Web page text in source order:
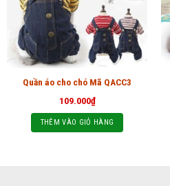
Quần áo cho chó Mã QACC3
109.000₫
THÊM VÀO GIỎ HÀNG